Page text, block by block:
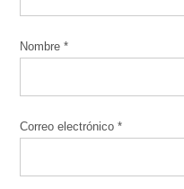
Nombre*
Correo electrónico*